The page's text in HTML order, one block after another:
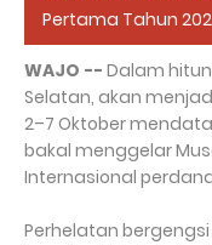
Pertama Tahun
WAJO -- Dalam
Selatan, akan
2–7 Oktober
bakal menggelar
Internasional
Perhelatan